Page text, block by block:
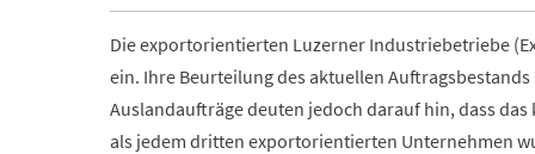
Die exportorientierten Luzerner Industriebetriebe
ein. Ihre Beurteilung des aktuellen
Auslandaufträge deuten jedoch darauf hin, dass
als jedem dritten exportorientierten Unternehmen